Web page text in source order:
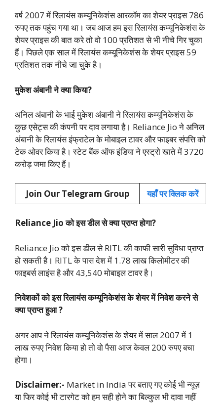
वर्ष 2007 में रिलायंस कम्यूनिकेशंस आरकॉम का शेयर प्राइस 786
रुपए तक पहुंच गया था। जब आज हम इस रिलायंस कम्यूनिकेशंस के
शेयर प्राइस की बात करे तो वो 100 प्रतिशत से भी नीचे गिर चुका
हैं। पिछले एक साल में रिलायंस कम्यूनिकेशंस के शेयर प्राइस 59
प्रतिशत तक नीचे जा चुके है।
मुकेश अंबानी ने क्या किया?
अनिल अंबानी के भाई मुकेश अंबानी ने रिलायंस कम्यूनिकेशंस के
कुछ एसेट्स की कंपनी पर दाव लगाया है। Reliance Jio ने अनिल
अंबानी के रिलायंस इंफ्राटेल के मोबाइल टावर और फाइबर संपत्ति को
टेक ओवर किया है। स्टेट बैंक ऑफ इंडिया ने एस्ट्रो खाते में 3720
करोड़ जमा किए हैं।
Join Our Telegram Group यहाँ पर क्लिक करें
Reliance Jio को इस डील से क्या प्राप्त होगा?
Reliance Jio को इस डील से RITL की काफी सारी सुविधा प्राप्त
हो सकती है। RITL के पास देश में 1.78 लाख किलोमीटर की
फाइबर्स लाइंस है और 43,540 मोबाइल टावर है।
निवेशकों को इस रिलायंस कम्यूनिकेशंस के शेयर में निवेश करने से
क्या प्राप्त हुआ ?
अगर आप ने रिलायंस कम्यूनिकेशंस के शेयर में साल 2007 में 1
लाख रुपए निवेश किया हो तो वो पैसा आज केवल 200 रुपए बचा
होगा।
Disclaimer:- Market in India पर बताए गए कोई भी न्यूज़
या फिर कोई भी टारगेट को हम सही होने का बिल्कुल भी दावा नहीं